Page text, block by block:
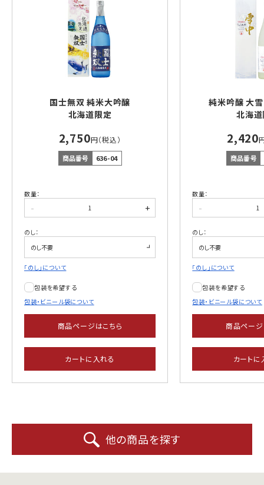
国士無双 純米大吟醸
北海道限定
2,750円（税込）
商品番号 636-04
数量：
- +
のし：
「のし」について
包装を希望する
包装・ビニール袋について
商品ページはこちら
カートに入れる
純米吟醸 大雪
北海
2,420
商品番号
数量：
-
のし：
「のし」について
包装を希望する
包装・ビニール袋について
商品ページ
カートに
他の商品を探す